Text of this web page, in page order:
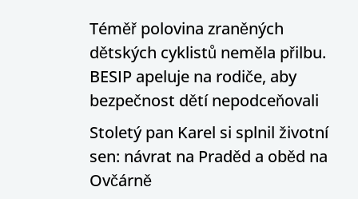
Téměř polovina zraněných
dětských cyklistů neměla přilbu.
BESIP apeluje na rodiče, aby
bezpečnost dětí nepodceňovali
Stoletý pan Karel si splnil životní
sen: návrat na Praděd a oběd na
Ovčárně